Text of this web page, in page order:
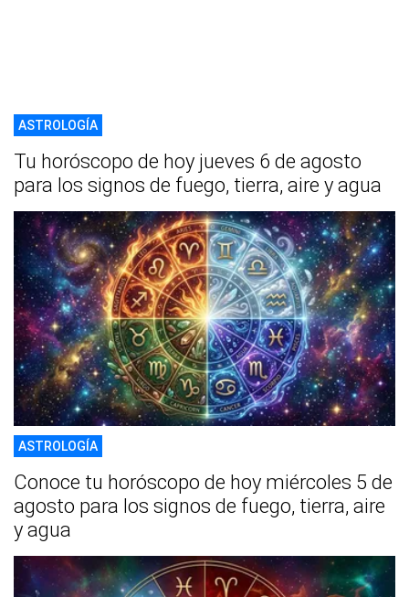
ASTROLOGÍA
Tu horóscopo de hoy jueves 6 de agosto
para los signos de fuego, tierra, aire y agua
ASTROLOGÍA
Conoce tu horóscopo de hoy miércoles 5 de
agosto para los signos de fuego, tierra, aire
y agua